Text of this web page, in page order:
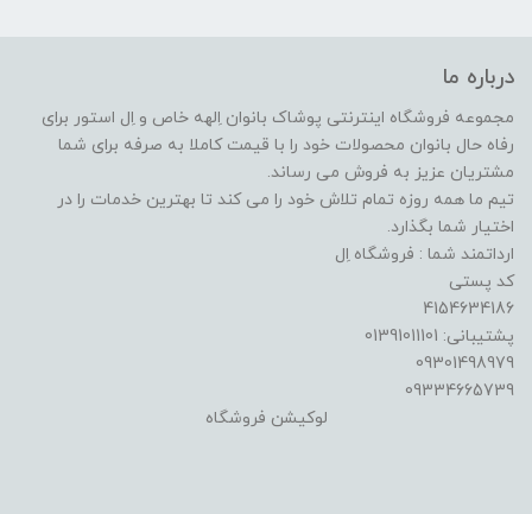
درباره ما
مجموعه فروشگاه اینترنتی پوشاک بانوان اِلهه خاص و اِل استور برای
رفاه حال بانوان محصولات خود را با قیمت کاملا به صرفه برای شما
مشتریان عزیز به فروش می رساند.
تیم ما همه روزه تمام تلاش خود را می کند تا بهترین خدمات را در
اختیار شما بگذارد.
ارداتمند شما : فروشگاه اِل
کد پستی
4154634186
پشتیبانی: 01391011101
09301498979
09334665739
لوکیشن فروشگاه